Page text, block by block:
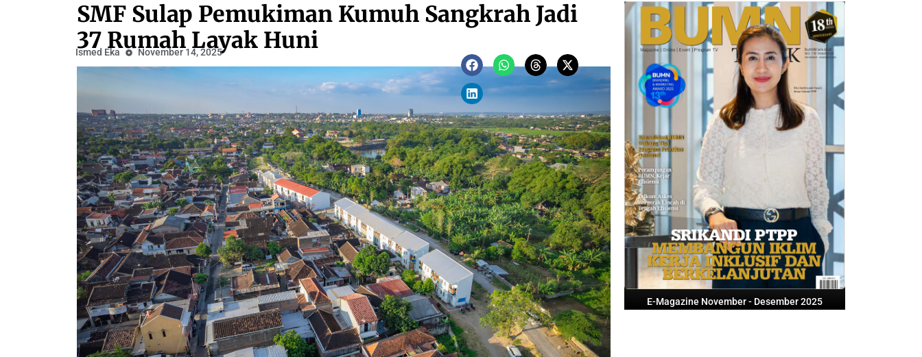
SMF Sulap Pemukiman Kumuh Sangkrah Jadi
37 Rumah Layak Huni
Ismed Eka November 14, 2025
E-Magazine November - Desember 2025